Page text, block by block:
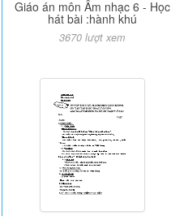
Giáo án môn Âm nhạc 6 - Học
hát bài :hành khú
3670 lượt xem